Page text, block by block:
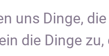
uns Dinge,
die Dinge